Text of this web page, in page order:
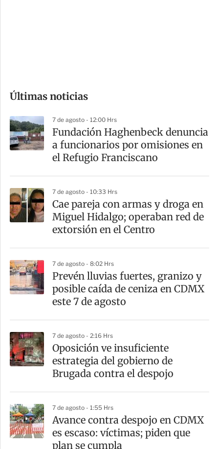
m
a
r
t
Últimas noticias
7 de agosto - 12:00 Hrs
Fundación Haghenbeck denuncia
a funcionarios por omisiones en
el Refugio Franciscano
7 de agosto - 10:33 Hrs
Cae pareja con armas y droga en
Miguel Hidalgo; operaban red de
extorsión en el Centro
7 de agosto - 8:02 Hrs
Prevén lluvias fuertes, granizo y
posible caída de ceniza en CDMX
este 7 de agosto
7 de agosto - 2:16 Hrs
Oposición ve insuficiente
estrategia del gobierno de
Brugada contra el despojo
7 de agosto - 1:55 Hrs
Avance contra despojo en CDMX
es escaso: víctimas; piden que
plan se cumpla